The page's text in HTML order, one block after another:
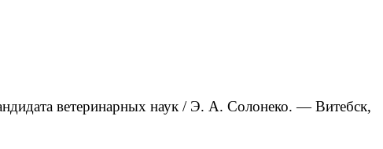
ветеринарных наук / Э. А. Солонеко. — Витебск,